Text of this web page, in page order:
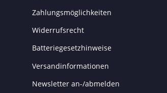
Zahlungsmöglichkeiten
Widerrufsrecht
Batteriegesetzhinweise
Versandinformationen
Newsletter an-/abmelden